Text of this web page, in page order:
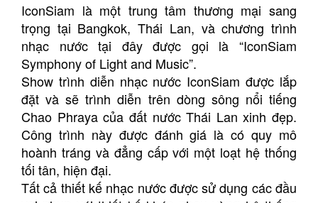
IconSiam là một trung tâm thương mại sang
trọng tại Bangkok, Thái Lan, và chương trình
nhạc nước tại đây được gọi là “IconSiam
Symphony of Light and Music”.
Show trình diễn nhạc nước IconSiam được lắp
đặt và sẽ trình diễn trên dòng sông nổi tiếng
Chao Phraya của đất nước Thái Lan xinh đẹp.
Công trình này được đánh giá là có quy mô
hoành tráng và đẳng cấp với một loạt hệ thống
tối tân, hiện đại.
Tất cả thiết kế nhạc nước được sử dụng các đầu